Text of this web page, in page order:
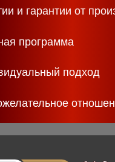
и гарантии от
программа
подход